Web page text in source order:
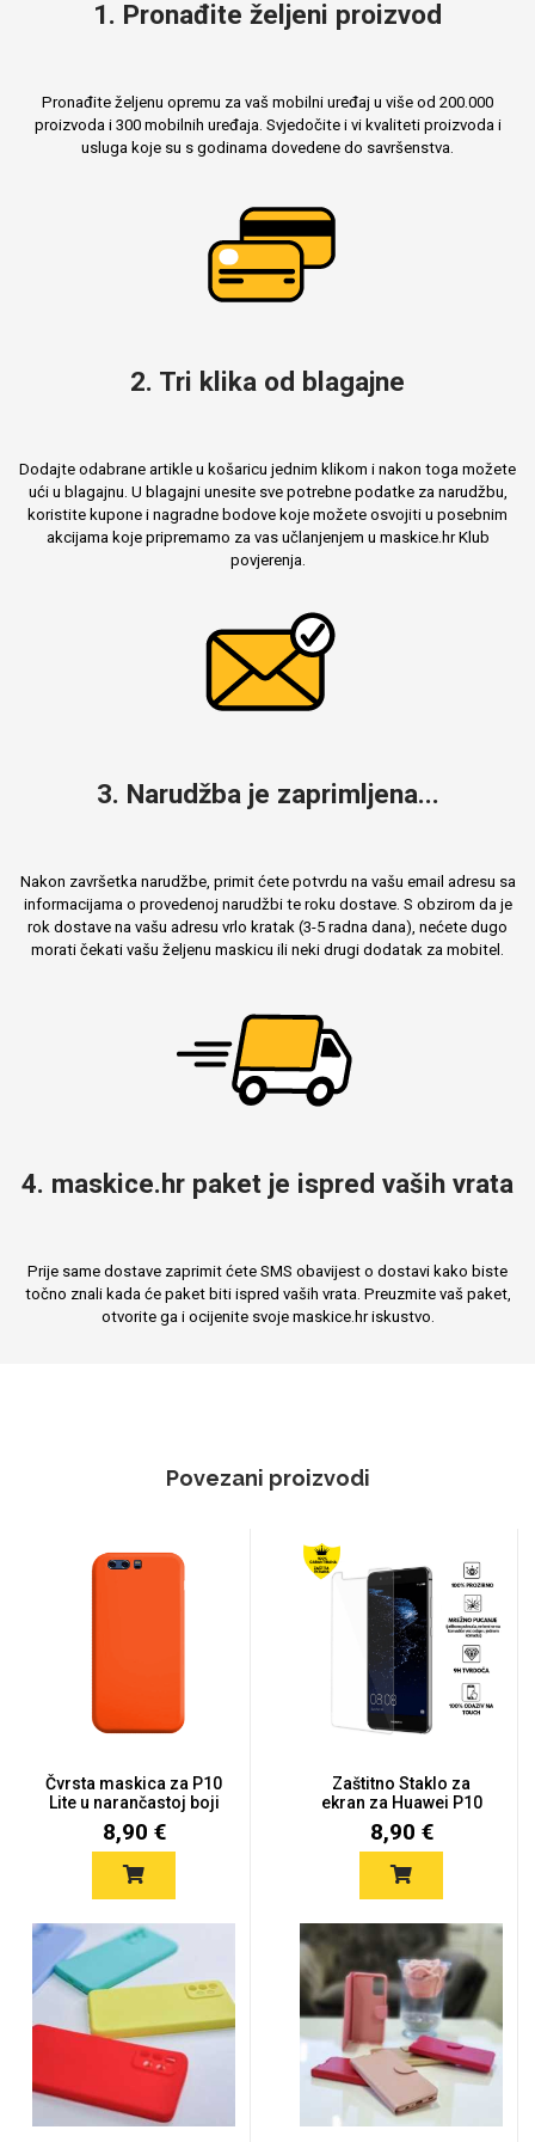
1. Pronađite željeni proizvod
Pronađite željenu opremu za vaš mobilni uređaj u više od 200.000
proizvoda i 300 mobilnih uređaja. Svjedočite i vi kvaliteti proizvoda i
usluga koje su s godinama dovedene do savršenstva.
2. Tri klika od blagajne
Dodajte odabrane artikle u košaricu jednim klikom i nakon toga možete
ući u blagajnu. U blagajni unesite sve potrebne podatke za narudžbu,
koristite kupone i nagradne bodove koje možete osvojiti u posebnim
akcijama koje pripremamo za vas učlanjenjem u maskice.hr Klub
povjerenja.
3. Narudžba je zaprimljena...
Nakon završetka narudžbe, primit ćete potvrdu na vašu email adresu sa
informacijama o provedenoj narudžbi te roku dostave. S obzirom da je
rok dostave na vašu adresu vrlo kratak (3-5 radna dana), nećete dugo
morati čekati vašu željenu maskicu ili neki drugi dodatak za mobitel.
4. maskice.hr paket je ispred vaših vrata
Prije same dostave zaprimit ćete SMS obavijest o dostavi kako biste
točno znali kada će paket biti ispred vaših vrata. Preuzmite vaš paket,
otvorite ga i ocijenite svoje maskice.hr iskustvo.
Povezani proizvodi
Čvrsta maskica za P10
Lite u narančastoj boji
8,90 €
Zaštitno Staklo za
ekran za Huawei P10
Lite (2...
8,90 €